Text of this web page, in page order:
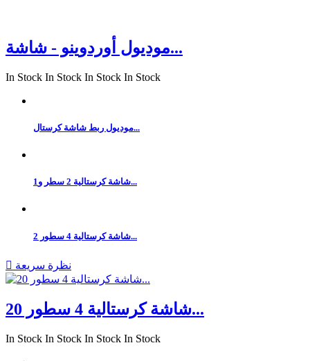
موديول أوردوينو - شاشة...
In Stock In Stock In Stock In Stock
موديول ربط شاشة كرستال...
شاشة كرستالية 2 سطر و1...
شاشة كرستالية 4 سطور 2...
 نظرة سريعة
شاشة كرستالية 4 سطور 20...
In Stock In Stock In Stock In Stock